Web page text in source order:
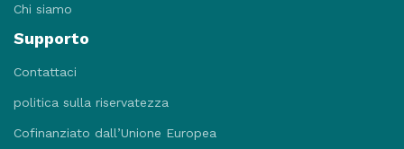
Chi siamo
Supporto
Contattaci
politica sulla riservatezza
Cofinanziato dall’Unione Europea